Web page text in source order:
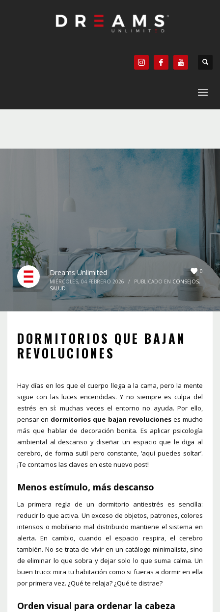
0
Dreams Unlimited
MIÉRCOLES, 04 FEBRERO 2026 / PUBLICADO EN CONSEJOS,
SALUD
DORMITORIOS QUE BAJAN
REVOLUCIONES
Hay días en los que el cuerpo llega a la cama, pero la mente
sigue con las luces encendidas. Y no siempre es culpa del
estrés en sí: muchas veces el entorno no ayuda. Por ello,
pensar en dormitorios que bajan revolucioneses mucho
más que hablar de decoración bonita. Es aplicar psicología
ambiental al descanso y diseñar un espacio que le diga al
cerebro, de forma sutil pero constante, ‘aquí puedes soltar’.
¡Te contamos las claves en este nuevo post!
Menos estímulo, más descanso
La primera regla de un dormitorio antiestrés es sencilla:
reducir lo que activa. Un exceso de objetos, patrones, colores
intensos o mobiliario mal distribuido mantiene el sistema en
alerta. En cambio, cuando el espacio respira, el cerebro
también. No se trata de vivir en un catálogo minimalista, sino
de eliminar lo que sobra y dejar solo lo que suma calma. Un
buen truco: mira tu habitación como si fueras a dormir en ella
por primera vez. ¿Qué te relaja? ¿Qué te distrae?
Orden visual para ordenar la cabeza